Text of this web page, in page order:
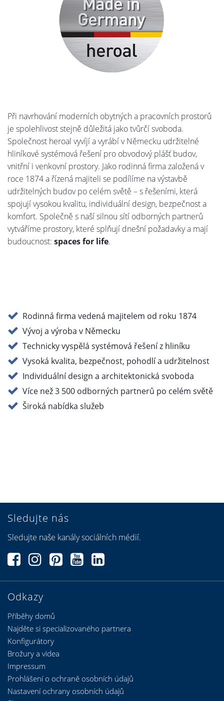
Při navrhování moderních obytných a pracovních prostorů
je spolehlivost stejně důležitá jako tvůrčí svoboda.
Společnost heroal vyvíjí a vyrábí v Německu udržitelné
hliníkové systémová řešení pro obvodový plášť budov,
vnitřní i venkovní prostory. Jako rodinná firma založená v
roce 1874 a řízená majiteli se podílíme na výstavbě
udržitelných budov po celém světě – s řešeními, která
spojují vysokou kvalitu, individuální design, bezpečnost a
komfort. Společně s naší silnou sítí odborných partnerů
vytváříme prostory, které splňují dnešní požadavky a mají
budoucnost: spaces for life.
Rodinná firma vedená majitelem od roku 1874
Vývoj a výroba v Německu
Technicky vyspělá systémová řešení z hliníku
Vysoká kvalita, bezpečnost, pohodlí a udržitelnost
Individuální design a architektonická svoboda
Více než 3 500 odborných partnerů po celém světě
Široká nabídka služeb
Odkazy
Příběhy domů
Najděte si specializovaného partnera
Konfigurátory
Brožury a videa
Sledujte nás
Sledujte naše kanály sociálních médií.
Impressum
Prohlášení o ochraně osobních údajů
Nastavení ochrany osobních údajů